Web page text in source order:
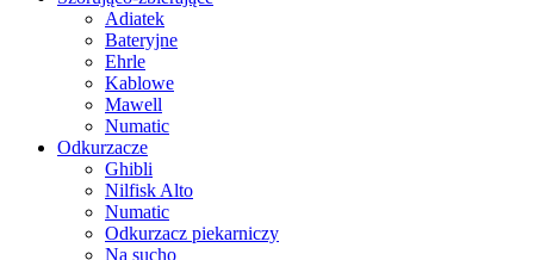
Adiatek
Bateryjne
Ehrle
Kablowe
Mawell
Numatic
Odkurzacze
Ghibli
Nilfisk Alto
Numatic
Odkurzacz piekarniczy
Na sucho